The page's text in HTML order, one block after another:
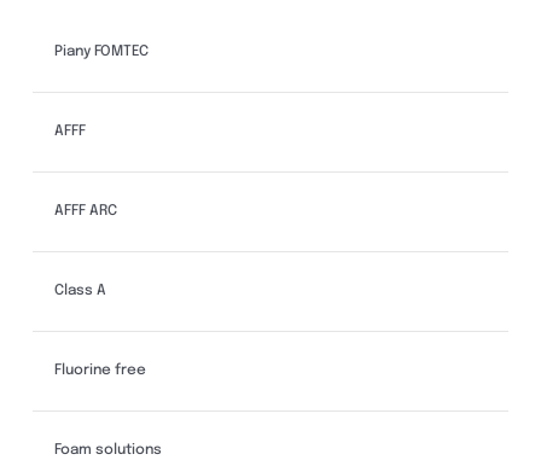
Piany FOMTEC
AFFF
AFFF ARC
Class A
Fluorine free
Foam solutions